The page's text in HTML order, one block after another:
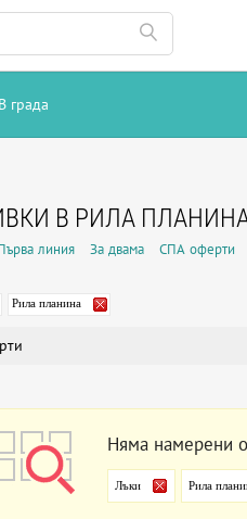
В града
В РИЛА
линия За двама СПА оферти
Рила планина
Няма намерени
Лъки Рила